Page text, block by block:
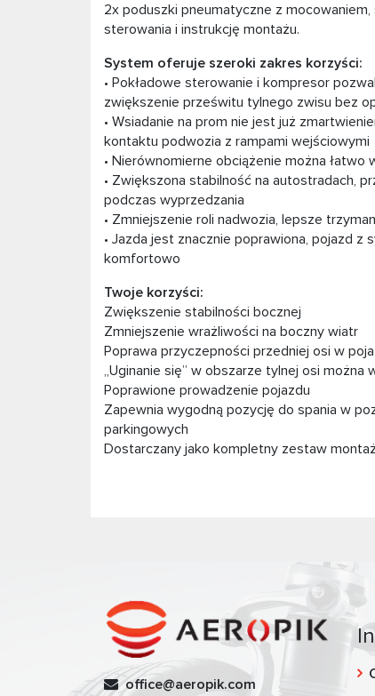
2x poduszki pneumatyczne z
sterowania i instrukcję montażu.
System oferuje szeroki zakres korzyści:
• Pokładowe sterowanie i kompresor
zwiększenie prześwitu tylnego zwisu bez
• Wsiadanie na prom nie jest już
kontaktu podwozia z rampami wejściowymi
• Nierównomierne obciążenie można
• Zwiększona stabilność na autostradach,
podczas wyprzedzania
• Zmniejszenie roli nadwozia, lepsze
• Jazda jest znacznie poprawiona, pojazd z
komfortowo
Twoje korzyści:
Zwiększenie stabilności bocznej
Zmniejszenie wrażliwości na boczny wiatr
Poprawa przyczepności przedniej osi w
„Uginanie się” w obszarze tylnej osi można
Poprawione prowadzenie pojazdu
Zapewnia wygodną pozycję do spania w
parkingowych
Dostarczany jako kompletny zestaw
office@aeropik.com